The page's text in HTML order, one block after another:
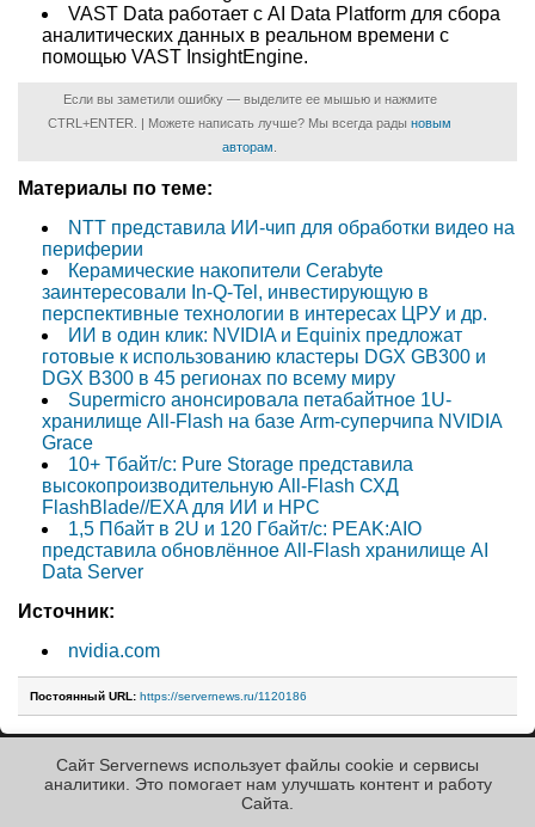
VAST Data работает с AI Data Platform для сбора
аналитических данных в реальном времени с
помощью VAST InsightEngine.
Если вы заметили ошибку — выделите ее мышью и нажмите
CTRL+ENTER. | Можете написать лучше? Мы всегда рады новым
авторам
Материалы по теме:
NTT представила ИИ-чип для обработки видео на
периферии
Керамические накопители Cerabyte
заинтересовали In-Q-Tel, инвестирующую в
перспективные технологии в интересах ЦРУ и др.
ИИ в один клик: NVIDIA и Equinix предложат
готовые к использованию кластеры DGX GB300 и
DGX B300 в 45 регионах по всему миру
Supermicro анонсировала петабайтное 1U-
хранилище All-Flash на базе Arm-суперчипа NVIDIA
Grace
10+ Тбайт/с: Pure Storage представила
высокопроизводительную All-Flash СХД
FlashBlade//EXA для ИИ и НРС
1,5 Пбайт в 2U и 120 Гбайт/с: PEAK:AIO
представила обновлённое All-Flash хранилище AI
Data Server
Источник:
nvidia.com
Постоянный URL: https://servernews.ru/1120186
« Назад к ленте
Сайт Servernews использует файлы cookie и сервисы
аналитики. Это помогает нам улучшать контент и работу
Cайта.